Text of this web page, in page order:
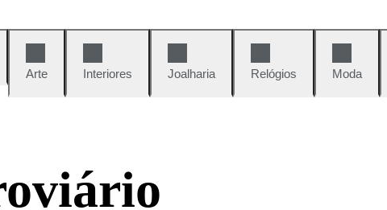
Arte
Interiores Joalharia Relógios Moda